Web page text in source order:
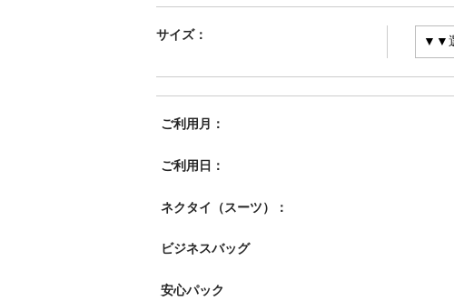
サイズ：
ご利用月：
ご利用日：
ネクタイ（スーツ）：
ビジネスバッグ
安心パック